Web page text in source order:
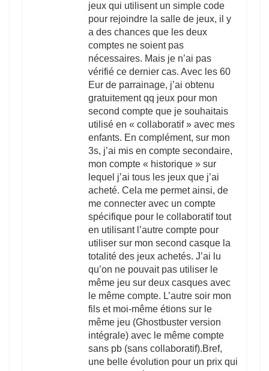
jeux qui utilisent un simple code
pour rejoindre la salle de jeux, il y
a des chances que les deux
comptes ne soient pas
nécessaires. Mais je n’ai pas
vérifié ce dernier cas. Avec les 60
Eur de parrainage, j’ai obtenu
gratuitement qq jeux pour mon
second compte que je souhaitais
utilisé en « collaboratif » avec mes
enfants. En complément, sur mon
3s, j’ai mis en compte secondaire,
mon compte « historique » sur
lequel j’ai tous les jeux que j’ai
acheté. Cela me permet ainsi, de
me connecter avec un compte
spécifique pour le collaboratif tout
en utilisant l’autre compte pour
utiliser sur mon second casque la
totalité des jeux achetés. J’ai lu
qu’on ne pouvait pas utiliser le
même jeu sur deux casques avec
le même compte. L’autre soir mon
fils et moi-même étions sur le
même jeu (Ghostbuster version
intégrale) avec le même compte
sans pb (sans collaboratif).Bref,
une belle évolution pour un prix qui